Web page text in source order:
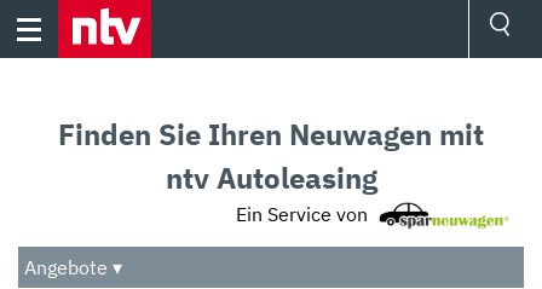
Skip
Audio
Das Beste
Finden Sie Ihren Neuwagen mit
ntv Autoleasing
Ein Service von
Angebote ▾